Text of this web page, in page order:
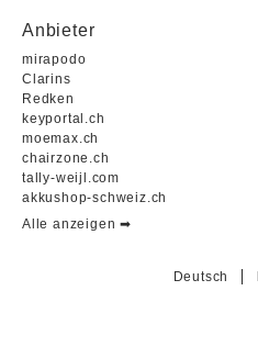
Anbieter
mirapodo
Clarins
Redken
keyportal.ch
moemax.ch
chairzone.ch
tally-weijl.com
akkushop-schweiz.ch
Alle anzeigen ➡︎
Deutsch